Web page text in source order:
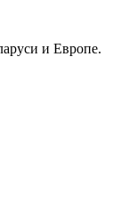
и Европе.